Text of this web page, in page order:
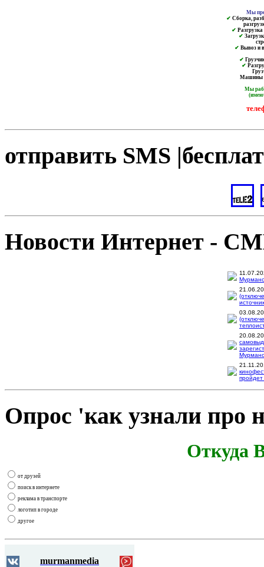
Мы
✔ Сборка,
✔ Разгрузка
✔
✔ Вывоз и
✔
✔
Машины
Мы
отправить SMS
Новости Интернет -
Опрос 'как узнали про
Откуда
от друзей
поиск в интернете
реклама в транспорте
логотип в городе
другое
murmanmedia